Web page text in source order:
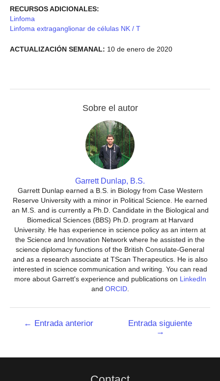
RECURSOS ADICIONALES:
Linfoma
Linfoma extraganglionar de células NK / T
ACTUALIZACIÓN SEMANAL: 10 de enero de 2020
Sobre el autor
Garrett Dunlap, B.S.
Garrett Dunlap earned a B.S. in Biology from Case Western
Reserve University with a minor in Political Science. He earned
an M.S. and is currently a Ph.D. Candidate in the Biological and
Biomedical Sciences (BBS) Ph.D. program at Harvard
University. He has experience in science policy as an intern at
the Science and Innovation Network where he assisted in the
science diplomacy functions of the British Consulate-General
and as a research associate at TScan Therapeutics. He is also
interested in science communication and writing. You can read
more about Garrett's experience and publications on LinkedIn
and ORCID.
Navegación
← Entrada anterior
Entrada siguiente
→